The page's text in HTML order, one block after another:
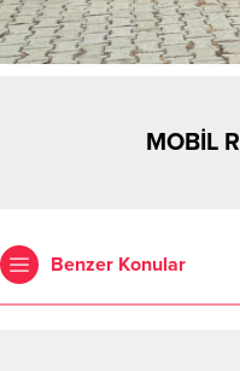
MOBİL
Benzer Konular